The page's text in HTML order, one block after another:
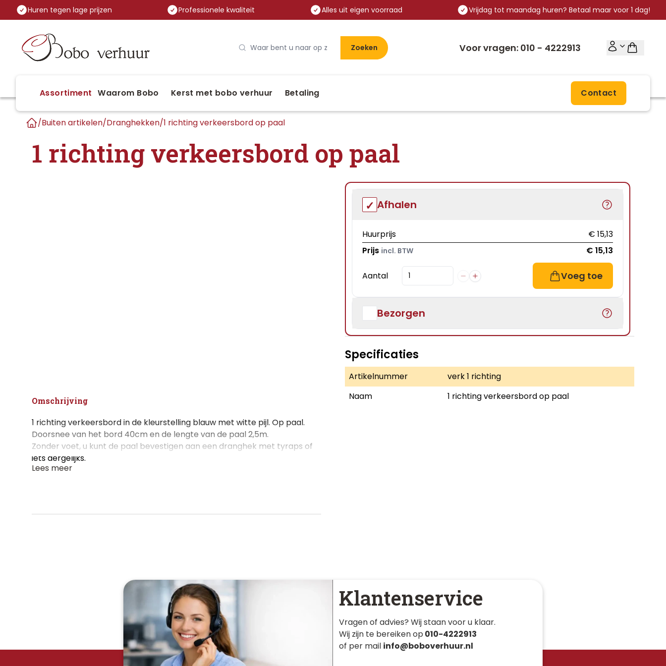
Huren tegen lage prijzen Professionele kwaliteit Alles uit eigen voorraad Vrijdag tot maandag huren? Betaal maar voor 1 dag!
Zoeken Voor vragen: 010 - 4222913
Assortiment Waarom Bobo Kerst met bobo verhuur Betaling Contact
/Buiten artikelen/Dranghekken/1 richting verkeersbord op paal
1 richting verkeersbord op paal
Omschrijving
1 richting verkeersbord in de kleurstelling blauw met witte pijl. Op paal.
Doorsnee van het bord 40cm en de lengte van de paal 2,5m.
Zonder voet, u kunt de paal bevestigen aan een dranghek met tyraps of
iets dergelijks.
Lees meer
Afhalen
Huurprijs
€ 15,13
Prijs incl. BTW € 15,13
Aantal Voeg toe
Bezorgen
Specificaties
Artikelnummer
verk 1 richting
Naam
1 richting verkeersbord op paal
Klantenservice
Vragen of advies? Wij staan voor u klaar.
Wij zijn te bereiken op 010-4222913
of per mail info@boboverhuur.nl